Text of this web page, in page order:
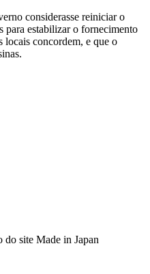
considerasse reiniciar o
para estabilizar o fornecimento
locais concordem, e que o
do site Made in Japan